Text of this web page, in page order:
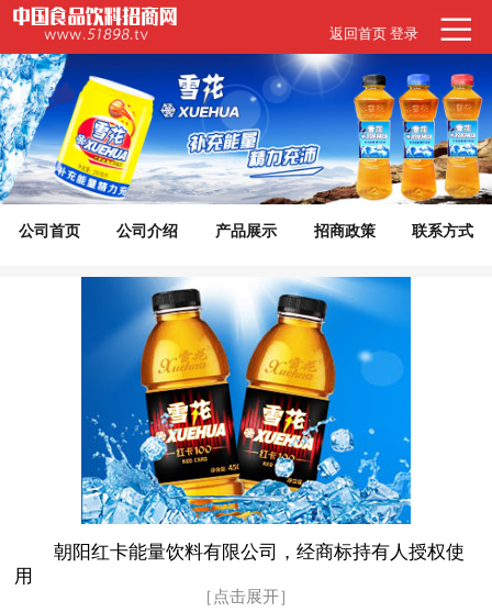
返回首页 登录
公司首页 公司介绍 产品展示 招商政策 联系方式
朝阳红卡能量饮料有限公司，经商标持有人授权使
用
［点击展开］